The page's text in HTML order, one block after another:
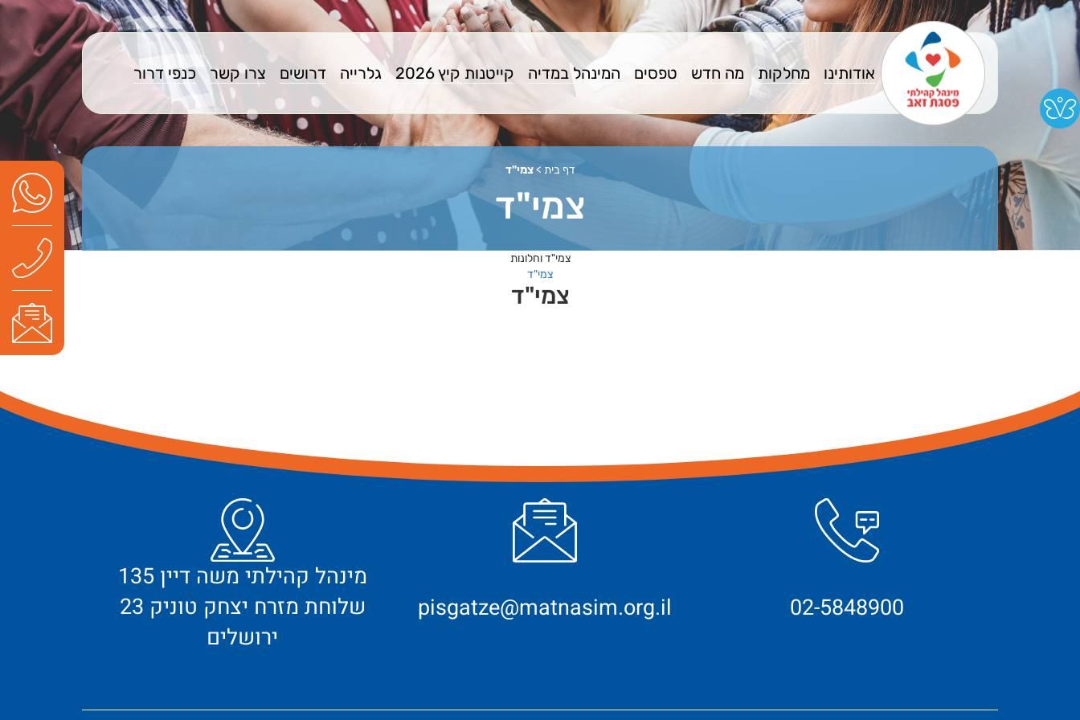
אודותינו מחלקות מה חדש טפסים המינהל במדיה קייטנות קיץ 2026 גלרייה דרושים צרו קשר כנפי דרור
דף בית > צמי"ד
צמי"ד
צמי"ד וחלונות
צמי"ד
צמי"ד
02-5848900
pisgatze@matnasim.org.il
מינהל קהילתי משה דיין 135
שלוחת מזרח יצחק טוניק 23
ירושלים